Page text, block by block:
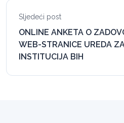
Sljedeći post
ONLINE ANKETA O
WEB-STRANICE UREDA
INSTITUCIJA BIH